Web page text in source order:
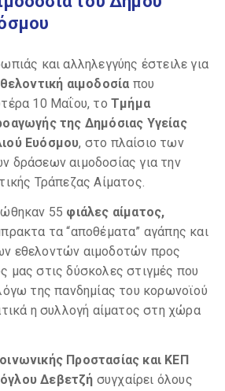
και αλληλεγγύης έστειλε για
αιμοδοσία που
10 Μαΐου, το Τμήμα
της Δημόσιας Υγείας
Ευόσμου, στο πλαίσιο των
δράσεων αιμοδοσίας για την
Τράπεζας Αίματος.
55 φιάλες αίματος,
τα “αποθέματα” αγάπης και
εθελοντών αιμοδοτών προς
μας στις δύσκολες στιγμές που
της πανδημίας του κορωνοϊού
η συλλογή αίματος στη χώρα
Προστασίας και ΚΕΠ
Δεβετζή συγχαίρει όλους